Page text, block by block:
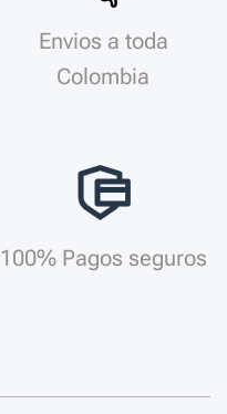
Envios a toda
Colombia
100% Pagos seguros